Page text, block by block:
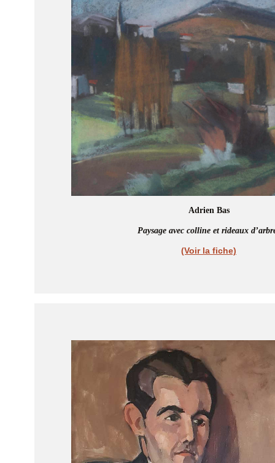
Adrien Bas
Paysage avec colline et rideaux
(Voir la fiche)